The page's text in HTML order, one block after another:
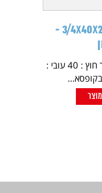
דיסקית שטוחה 3/4X40X2 -
קוטר פנים : 3/4 קוטר חוץ : 40 עובי :